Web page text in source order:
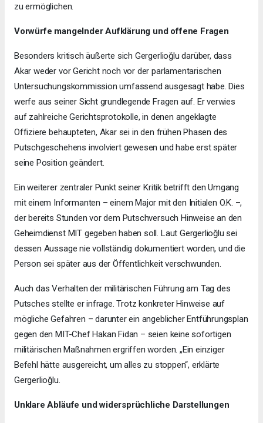
zu ermöglichen.
Vorwürfe mangelnder Aufklärung und offene Fragen
Besonders kritisch äußerte sich Gergerlioğlu darüber, dass
Akar weder vor Gericht noch vor der parlamentarischen
Untersuchungskommission umfassend ausgesagt habe. Dies
werfe aus seiner Sicht grundlegende Fragen auf. Er verwies
auf zahlreiche Gerichtsprotokolle, in denen angeklagte
Offiziere behaupteten, Akar sei in den frühen Phasen des
Putschgeschehens involviert gewesen und habe erst später
seine Position geändert.
Ein weiterer zentraler Punkt seiner Kritik betrifft den Umgang
mit einem Informanten – einem Major mit den Initialen O.K. –,
der bereits Stunden vor dem Putschversuch Hinweise an den
Geheimdienst MIT gegeben haben soll. Laut Gergerlioğlu sei
dessen Aussage nie vollständig dokumentiert worden, und die
Person sei später aus der Öffentlichkeit verschwunden.
Auch das Verhalten der militärischen Führung am Tag des
Putsches stellte er infrage. Trotz konkreter Hinweise auf
mögliche Gefahren – darunter ein angeblicher Entführungsplan
gegen den MIT-Chef Hakan Fidan – seien keine sofortigen
militärischen Maßnahmen ergriffen worden. „Ein einziger
Befehl hätte ausgereicht, um alles zu stoppen“, erklärte
Gergerlioğlu.
Unklare Abläufe und widersprüchliche Darstellungen